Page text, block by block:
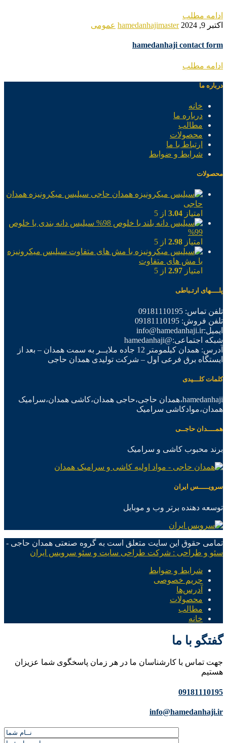
ادامه مطلب
اکتبر 9, 2024
hamedanhajimaster عمومی
hamedanhaji contact form
ادامه مطلب
درباره ما
خانه
درباره ما
مطالب
محصولات
ارتباط با ما
شرایط و ضوابط
محصولات
سیلیس میکرونیزه همدان
حاجی
امتیاز 3.04 از 5
سیلیس دانه بندی با خلوص
99%
امتیاز 2.98 از 5
سیلیس میکرونیزه
با مش های متفاوت
امتیاز 2.97 از 5
پلــــهای ارتـباطی
تلفن تماس: 09181110195
تلفن فروش: 09181110195
ایمیل:info@hamedanhaji.ir
شبکه اجتماعی:@hamedanhaji
آدرس: همدان کیلمومتر 12 جاده ملایــر به سمت همدان – بعد از
ایستگاه برق فرعی اول – شرکت تولیدی همدان حاجی
کلمات کلـــیدی
hamedanhaji،همدان حاجی،حاجی همدان،کاشی همدان،سرامیک
همدان،موادکاشی سرامیک
همــــدان حاجــی
برند محبوب کاشی و سرامیک
سرویـــــس ایران
توسعه دهنده برتر وب و موبایل
تمامی حقوق این سایت متعلق است به گروه صنعتی همدان حاجی -
سئو و طراحی : شرکت طراحی سایت و سئو سرویس ایران
شرایط و ضوابط
حریم خصوصی
آدرس‌ها
محصولات
مطالب
خانه
گفتگو با ما
جهت تماس با کارشناسان ما در هر زمان پاسخگوی شما عزیزان
هستیم
09181110195
info@hamedanhaji.ir